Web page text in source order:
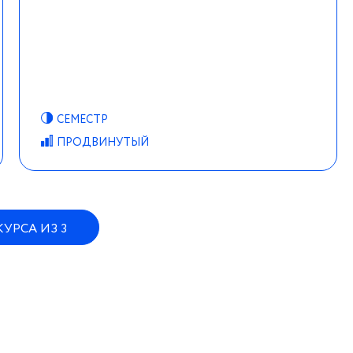
ими курсов – высокого интеллектуального уровня,
отраженных в тексте программ. Отделение
СЕМЕСТР
ПРОДВИНУТЫЙ
ИЗ 3